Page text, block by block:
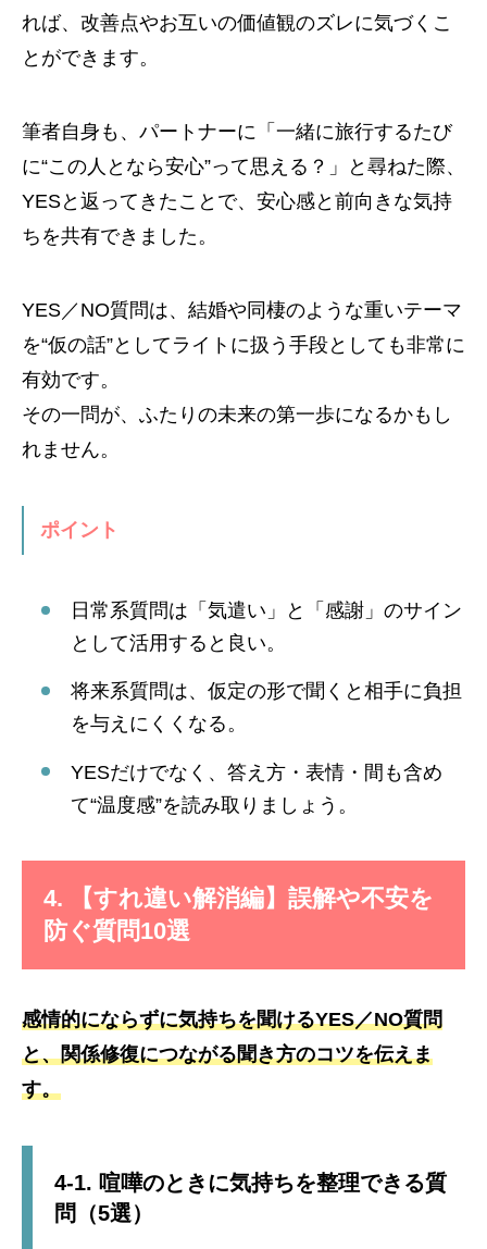
れば、改善点やお互いの価値観のズレに気づくこ
とができます。
筆者自身も、パートナーに「一緒に旅行するたび
に“この人となら安心”って思える？」と尋ねた際、
YESと返ってきたことで、安心感と前向きな気持
ちを共有できました。
YES／NO質問は、結婚や同棲のような重いテーマ
を“仮の話”としてライトに扱う手段としても非常に
有効です。
その一問が、ふたりの未来の第一歩になるかもし
れません。
ポイント
日常系質問は「気遣い」と「感謝」のサイン
として活用すると良い。
将来系質問は、仮定の形で聞くと相手に負担
を与えにくくなる。
YESだけでなく、答え方・表情・間も含め
て“温度感”を読み取りましょう。
4. 【すれ違い解消編】誤解や不安を
防ぐ質問10選
感情的にならずに気持ちを聞けるYES／NO質問
と、関係修復につながる聞き方のコツを伝えま
す。
4-1. 喧嘩のときに気持ちを整理できる質
問（5選）